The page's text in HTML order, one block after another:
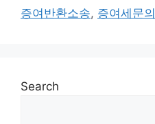
증여반환소송, 증여세문의
Search